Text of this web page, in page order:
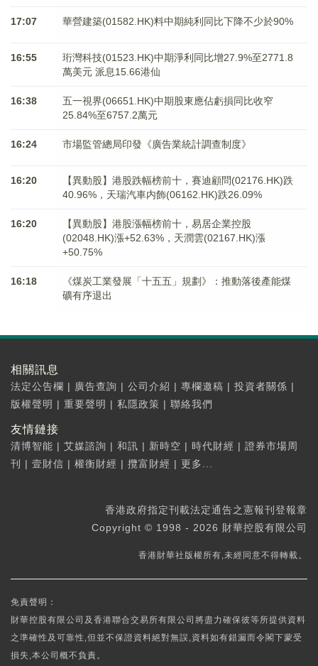
17:07 華營建築(01582.HK)料中期純利同比下降不少於90%
16:55
珩灣科技(01523.HK)中期淨利同比增27.9%至2771.8
萬美元 派息15.66港仙
16:38
五一視界(06651.HK)中期股東應佔虧損同比收窄
25.84%至6757.2萬元
16:24 市場監管總局印發《廣告業統計調查制度》
16:20
【異動股】港股跌幅榜前十，賽迪顧問(02176.HK)跌
40.96%，天瑞汽車内飾(06162.HK)跌26.09%
16:20
【異動股】港股漲幅榜前十，易居企業控股
(02048.HK)漲+52.63%，天潤雲(02167.HK)漲
+50.75%
16:18
《煤炭工業發展「十五五」規劃》：推動落後產能煤
礦有序退出
相關訊息
法定公告欄 | 廣告查詢 | 公司介紹 | 專欄邀稿 | 投資者關係 |
版權聲明 | 重要聲明 | 私隱政策 | 聯絡我們
友情鏈接
清博智能 | 艾媒諮詢 | 和訊 | 新時空 | 時代財經 | 證券市場周
刊
| 壹財信 | 權衡財經 | 攬富財經 | 更多...
香港政府指定刊載法定通告之憲報刊登報章
Copyright © 1998 - 2026 財華控股有限公司
香港財華社版權所有,未經同意不得轉載。
免責聲明：
財華控股有限公司及香港聯合交易所有限公司將盡力確保彼等所提供資料
之準確性及可靠性,但並不保證資料絕對無誤,資料如有錯漏而令閣下蒙受
損失,本公司概不負責。